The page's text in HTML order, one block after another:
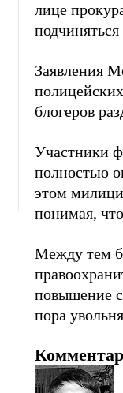
лице
Заявления
блогеров
Участники
полностью
этом
понимая,
Между тем
повышение
пора